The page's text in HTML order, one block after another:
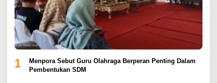
1
Menpora Sebut Guru Olahraga Berperan Penting Dalam
Pembentukan SDM